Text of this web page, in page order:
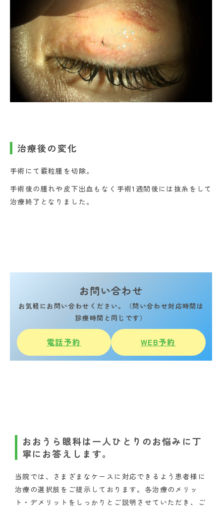
治療後の変化
手術にて霰粒腫を切除。
手術後の腫れや皮下出血もなく手術1週間後には抜糸をして
治療終了となりました。
お問い合わせ
お気軽にお問い合わせください。（問い合わせ対応時間は
診療時間と同じです）
電話予約 WEB予約
おおうら眼科は一人ひとりのお悩みに丁
寧にお答えします。
当院では、さまざまなケースに対応できるよう患者様に
治療の選択肢をご提示しております。各治療のメリッ
ト・デメリットをしっかりとご説明させていただき、ご